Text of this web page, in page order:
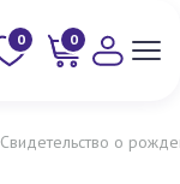
0 0
Свидетельство о